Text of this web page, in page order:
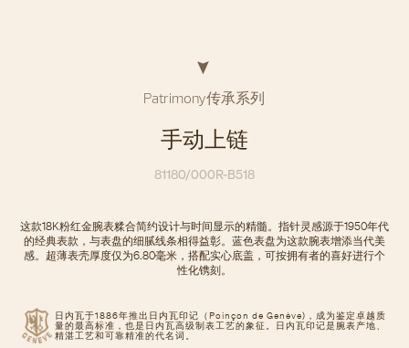
Patrimony传承系列
手动上链
81180/000R-B518
日内瓦于1886年推出日内瓦印记（Poinçon de Genève)，成为鉴定卓越质
量的最高标准，也是日内瓦高级制表工艺的象征。日内瓦印记是腕表产地、
精湛工艺和可靠精准的代名词。
这款18K粉红金腕表糅合简约设计与时间显示的精髓。指针灵感源于1950年代
的经典表款，与表盘的细腻线条相得益彰。蓝色表盘为这款腕表增添当代美
感。超薄表壳厚度仅为6.80毫米，搭配实心底盖，可按拥有者的喜好进行个
性化镌刻。